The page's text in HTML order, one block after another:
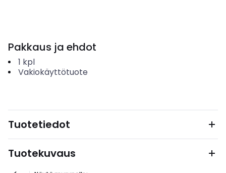
Pakkaus ja ehdot
1 kpl
Vakiokäyttötuote
Tuotetiedot
Tuotekuvaus